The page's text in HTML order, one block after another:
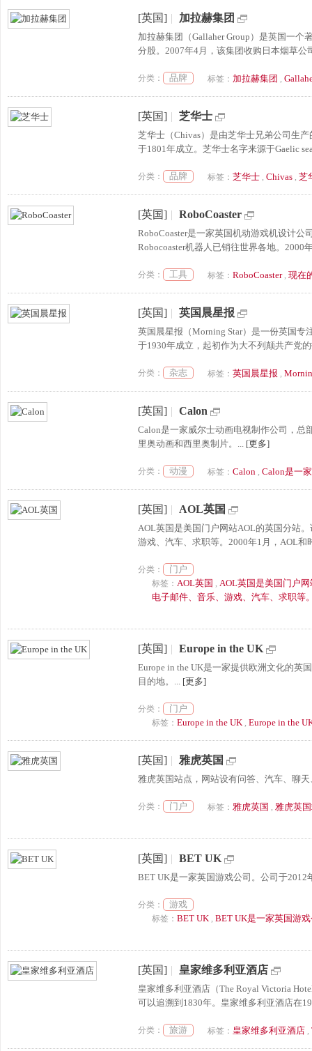
[英国] | 加拉赫集团
加拉赫集团（Gallaher Group）是英国一
分股。2007年4月，该集团收购日本烟草
分类： 品牌 标签： 加拉赫集团 ,
[英国] | 芝华士
芝华士（Chivas）是由芝华士兄弟公司生
于1801年成立。芝华士名字来源于Gaelic
分类： 品牌 标签： 芝华士 , Chivas , 芝
[英国] | RoboCoaster
RoboCoaster是一家英国机动游戏机设计
Robocoaster机器人已销往世界各地。2000
分类： 工具 标签： RoboCoaster, 现在
[英国] | 英国晨星报
英国晨星报（Morning Star）是一份英国
于1930年成立，起初作为大不列颠共产党
分类： 杂志 标签： 英国晨星报 ,
[英国] | Calon
Calon是一家威尔士动画电视制作公司，总
里奥动画和西里奥制片。... [更多]
分类： 动漫 标签： Calon , Calon是一
[英国] | AOL英国
AOL英国是美国门户网站AOL的英国分站
游戏、汽车、求职等。2000年1月，AOL
分类： 门户
标签： AOL英国 , AOL英国是美国门户
电子邮件、音乐、游戏、汽车、求职等
[英国] | Europe in the UK
Europe in the UK是一家提供欧洲文化的英
目的地。... [更多]
分类： 门户
标签： Europe in the UK , Europe in the
[英国] | 雅虎英国
雅虎英国站点，网站设有问答、汽车、聊
分类： 门户 标签： 雅虎英国 , 雅虎英
[英国] | BET UK
BET UK是一家英国游戏公司。公司于
分类： 游戏
标签： BET UK , BET UK是一家英国游
[英国] | 皇家维多利亚酒店
皇家维多利亚酒店（The Royal Victoria
可以追溯到1830年。皇家维多利亚酒店在
分类： 旅游 标签： 皇家维多利亚酒店 ,